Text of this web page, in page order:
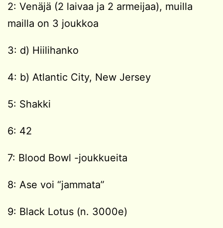
2: Venäjä (2 laivaa ja 2 armeijaa), muilla
mailla on 3 joukkoa
3: d) Hiilihanko
4: b) Atlantic City, New Jersey
5: Shakki
6: 42
7: Blood Bowl -joukkueita
8: Ase voi “jammata”
9: Black Lotus (n. 3000e)